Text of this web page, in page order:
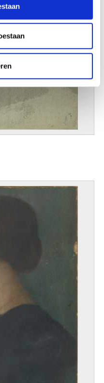
onze site met onze
en analyse. Deze
van hun services.